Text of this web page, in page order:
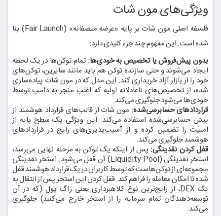
ویژگی‌های مون شات
فلسفه اصلی مون شات بر پایه «عرضه منصفانه» (Fair Launch) بنا
شده است. این مفهوم چند جزء کلیدی دارد:
بدون پیش‌فروش یا تخصیص به خودی‌ها: تمام توکن‌ها در یک لحظه
ایجاد می‌شوند و حتی سازنده توکن هم باید مانند سایرین، توکن‌های
خود را از بازار آزاد خریداری کند. این مدل که در مون شات پیاده‌سازی
شده، از تخصیص‌های ناعادلانه اولیه که اغلب منجر به دامپ توسط
خودی‌ها می‌شود جلوگیری می‌کند.
قراردادهای حسابرسی‌شده: مون شات از قالب‌های قرارداد هوشمند از
پیش حسابرسی‌شده استفاده می‌کند. این ویژگی یک سطح پایه از
امنیت را تضمین کرده و از آسیب‌پذیری‌های رایج در قراردادهای
هوشمند جلوگیری می‌کند.
قفل کردن نقدینگی: پس از اینکه یک توکن به مرحله نهایی می‌رسد،
استخر نقدینگی (Liquidity Pool) آن قفل می‌شود. استخر نقدینگی
مجموعه‌ای از توکن‌هاست که توسط کاربران در یک قرارداد هوشمند قفل
شده تا امکان معامله را فراهم کند. قفل کردن این استخر پس از انتقال به
یک DEX، از رایج‌ترین نوع کلاهبرداری یعنی راگ پول (که در آن
توسعه‌دهندگان تمام سرمایه را از استخر خارج می‌کنند) جلوگیری
می‌کند.